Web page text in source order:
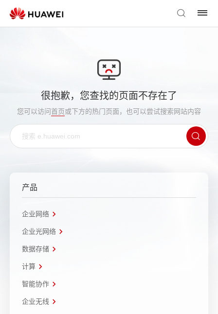
很抱歉，您查找的页面不存在了
您可以访问首页或下方的热门页面，也可以尝试搜索网站内容
产品
企业网络
企业光网络
数据存储
计算
智能协作
企业无线